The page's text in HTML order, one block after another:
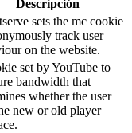
Descripción
sets the mc cookie
track user
on the website.
set by YouTube to
bandwidth that
whether the user
new or old player